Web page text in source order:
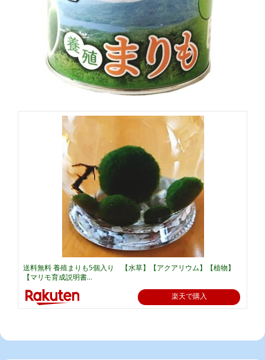
送料無料 養殖まりも5個入り 【水草】【アクアリウム】【植物】
【マリモ育成説明書...
楽天で購入